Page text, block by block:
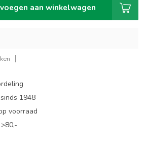
aan winkelwagen
sinds 1948
voorraad
>80,-